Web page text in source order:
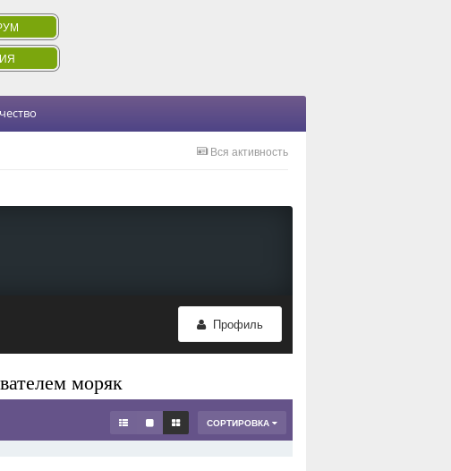
Вся активность
Профиль
моряк
СОРТИРОВКА